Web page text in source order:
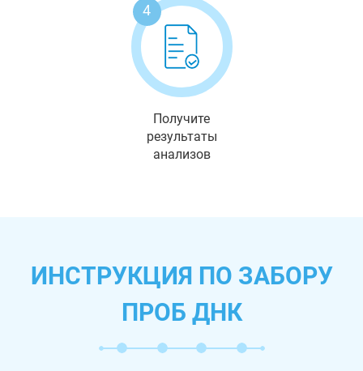
4
Получите
результаты
анализов
ИНСТРУКЦИЯ ПО ЗАБОРУ
ПРОБ ДНК